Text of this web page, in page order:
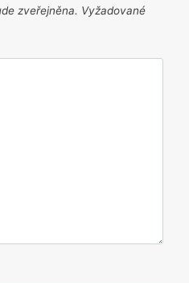
zveřejněna. Vyžadované